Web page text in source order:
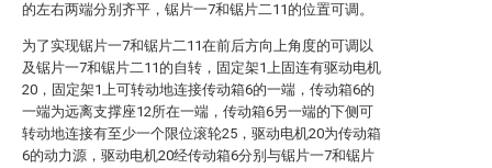
的左右两端分别齐平，锯片一7和锯片二11的位置可调。
为了实现锯片一7和锯片二11在前后方向上角度的可调以
及锯片一7和锯片二11的自转，固定架1上固连有驱动电机
20，固定架1上可转动地连接传动箱6的一端，传动箱6的
一端为远离支撑座12所在一端，传动箱6另一端的下侧可
转动地连接有至少一个限位滚轮25，驱动电机20为传动箱
6的动力源，驱动电机20经传动箱6分别与锯片一7和锯片